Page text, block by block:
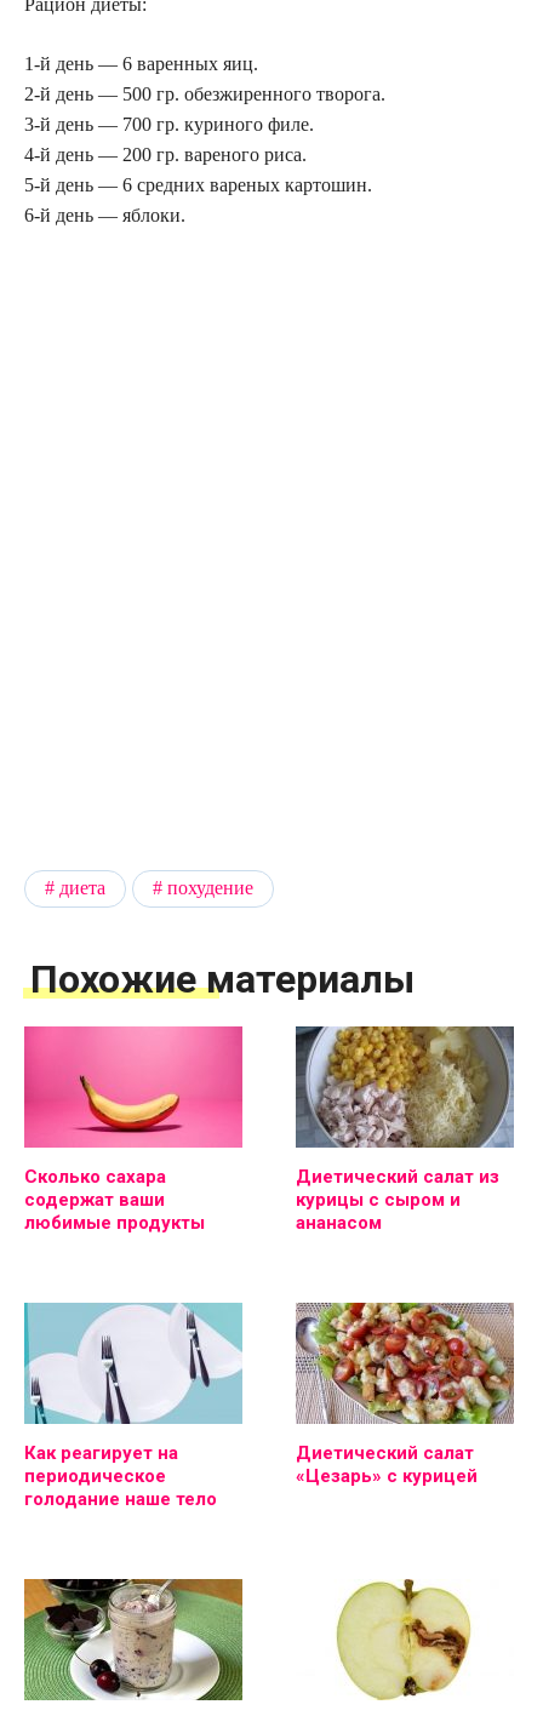
1-й день — 6 варенных яиц.
2-й день — 500 гр. обезжиренного творога.
3-й день — 700 гр. куриного филе.
4-й день — 200 гр. вареного риса.
5-й день — 6 средних вареных картошин.
6-й день — яблоки.
диета похудение
Похожие материалы
Сколько сахара
содержат ваши
любимые продукты
Диетический салат из
курицы с сыром и
ананасом
Как реагирует на
периодическое
голодание наше тело
Диетический салат
«Цезарь» с курицей